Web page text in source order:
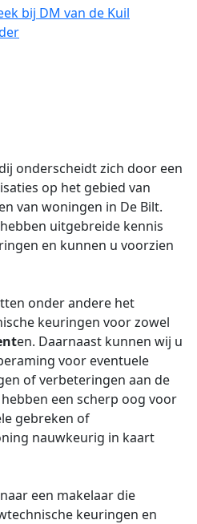
bij DM van de Kuil
onderscheidt zich door een
op het gebied van
van woningen in De Bilt.
uitgebreide kennis
en kunnen u voorzien
onder andere het
keuringen voor zowel
en. Daarnaast kunnen wij u
voor eventuele
of verbeteringen aan de
een scherp oog voor
gebreken of
nauwkeurig in kaart
een makelaar die
keuringen en